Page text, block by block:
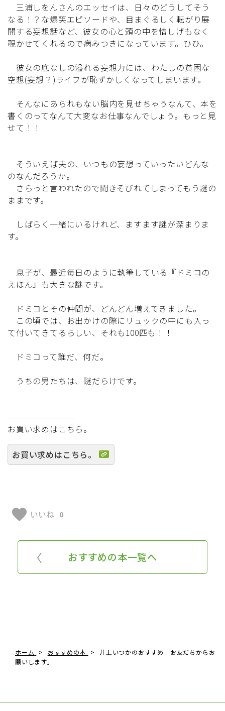
三浦しをんさんのエッセイは、日々のどうしてそう
なる！？な爆笑エピソードや、目まぐるしく転がり展
開する妄想話など、彼女の心と頭の中を惜しげもなく
覗かせてくれるので病みつきになっています。ひひ。
彼女の底なしの溢れる妄想力には、わたしの貧困な
空想(妄想？)ライフが恥ずかしくなってしまいます。
そんなにあられもない脳内を見せちゃうなんて、本を
書くのってなんて大変なお仕事なんでしょう。もっと見
せて！！
そういえば夫の、いつもの妄想っていったいどんな
のなんだろうか。
さらっと言われたので聞きそびれてしまってもう謎の
ままです。
しばらく一緒にいるけれど、ますます謎が深まりま
す。
息子が、最近毎日のように執筆している『ドミコの
えほん』も大きな謎です。
ドミコとその仲間が、どんどん増えてきました。
この頃では、お出かけの際にリュックの中にも入っ
て付いてきてるらしい、それも100匹も！！
ドミコって誰だ、何だ。
うちの男たちは、謎だらけです。
-----------------------
お買い求めはこちら。
お買い求めはこちら。
favorite いいね 0
おすすめの本一覧へ
ホーム おすすめの本
井上いつかのおすすめ「お友だちからお
願いします」